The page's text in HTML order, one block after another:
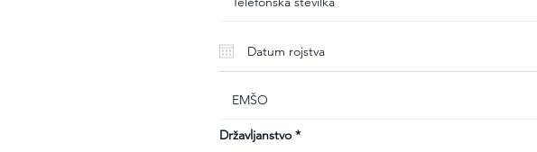
Državljanstvo